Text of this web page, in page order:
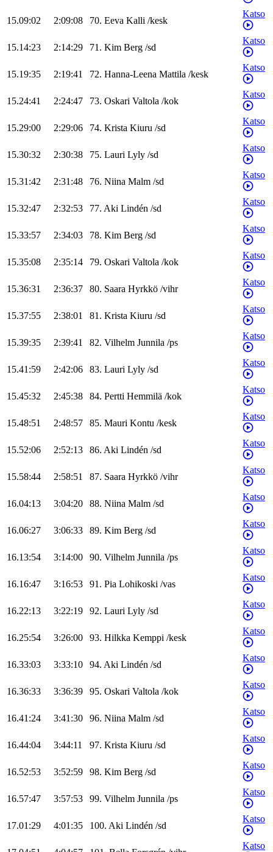
15.09:02 2:09:08 70. Eeva Kalli /kesk
Katso
15.14:23 2:14:29 71. Kim Berg /sd
Katso
15.19:35 2:19:41 72. Hanna-Leena Mattila /kesk
Katso
15.24:41 2:24:47 73. Oskari Valtola /kok
Katso
15.29:00 2:29:06 74. Krista Kiuru /sd
Katso
15.30:32 2:30:38 75. Lauri Lyly /sd
Katso
15.31:42 2:31:48 76. Niina Malm /sd
Katso
15.32:47 2:32:53 77. Aki Lindén /sd
Katso
15.33:57 2:34:03 78. Kim Berg /sd
Katso
15.35:08 2:35:14 79. Oskari Valtola /kok
Katso
15.36:31 2:36:37 80. Saara Hyrkkö /vihr
Katso
15.37:55 2:38:01 81. Krista Kiuru /sd
Katso
15.39:35 2:39:41 82. Vilhelm Junnila /ps
Katso
15.41:59 2:42:06 83. Lauri Lyly /sd
Katso
15.45:32 2:45:38 84. Pertti Hemmilä /kok
Katso
15.48:51 2:48:57 85. Mauri Kontu /kesk
Katso
15.52:06 2:52:13 86. Aki Lindén /sd
Katso
15.58:44 2:58:51 87. Saara Hyrkkö /vihr
Katso
16.04:13 3:04:20 88. Niina Malm /sd
Katso
16.06:27 3:06:33 89. Kim Berg /sd
Katso
16.13:54 3:14:00 90. Vilhelm Junnila /ps
Katso
16.16:47 3:16:53 91. Pia Lohikoski /vas
Katso
16.22:13 3:22:19 92. Lauri Lyly /sd
Katso
16.25:54 3:26:00 93. Hilkka Kemppi /kesk
Katso
16.33:03 3:33:10 94. Aki Lindén /sd
Katso
16.36:33 3:36:39 95. Oskari Valtola /kok
Katso
16.41:24 3:41:30 96. Niina Malm /sd
Katso
16.44:04 3:44:11 97. Krista Kiuru /sd
Katso
16.52:53 3:52:59 98. Kim Berg /sd
Katso
16.57:47 3:57:53 99. Vilhelm Junnila /ps
Katso
17.01:29 4:01:35 100. Aki Lindén /sd
Katso
Katso